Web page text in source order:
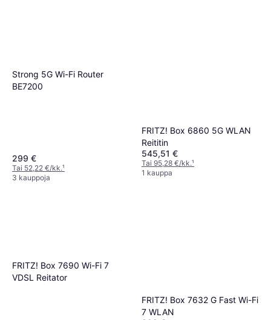
Strong 5G Wi-Fi Router
BE7200
299 €
Tai 52,22 €/kk.¹
3 kauppoja
FRITZ! Box 6860 5G WLAN
Reititin
545,51 €
Tai 95,28 €/kk.¹
1 kauppa
FRITZ! Box 7690 Wi-Fi 7
VDSL Reitator
FRITZ! Box 7632 G Fast Wi-Fi
7 WLAN